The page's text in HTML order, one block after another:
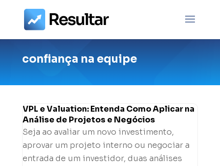
confiança na equipe
VPL e Valuation: Entenda Como Aplicar na
Análise de Projetos e Negócios
Seja ao avaliar um novo investimento,
aprovar um projeto interno ou negociar a
entrada de um investidor, duas análises